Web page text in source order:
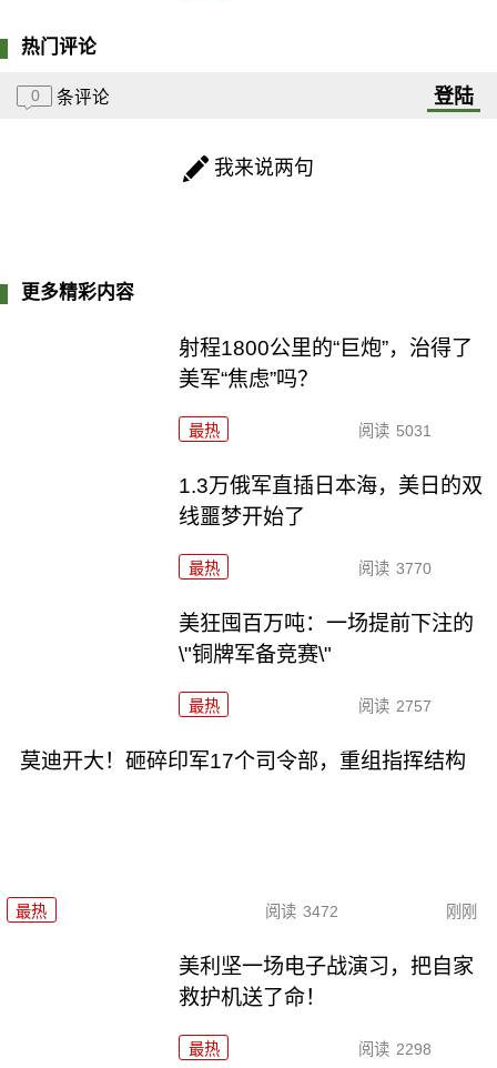
热门评论
0 条评论 登陆
我来说两句
更多精彩内容
射程1800公里的“巨炮”，治得了
美军“焦虑”吗？
最热 阅读 5031
1.3万俄军直插日本海，美日的双
线噩梦开始了
最热 阅读 3770
美狂囤百万吨：一场提前下注的
\"铜牌军备竞赛\"
最热 阅读 2757
莫迪开大！砸碎印军17个司令部，重组指挥结构
最热 阅读 3472 刚刚
美利坚一场电子战演习，把自家
救护机送了命！
最热 阅读 2298